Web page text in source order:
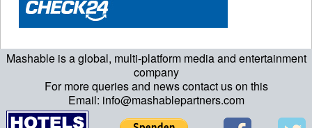
Mashable is a global, multi-platform media and entertainment
company
For more queries and news contact us on this
Email: info@mashablepartners.com